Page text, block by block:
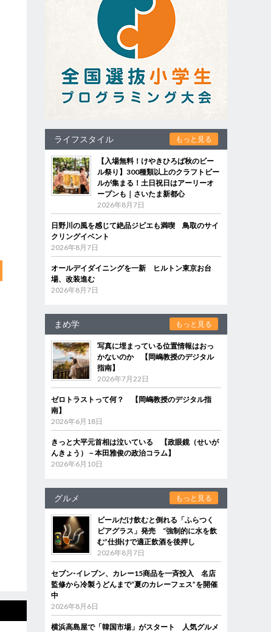
ライフスタイル もっと見る
【入場無料！けやきひろば秋のビー
ル祭り】300種類以上のクラフトビー
ルが集まる！土日祝日はアーリーオ
ープンも｜さいたま新都心
2026年8月7日
日野川の風を感じて絶品ジビエも満喫 鳥取のサイ
クリングイベント
2026年8月7日
オールデイダイニングを一新 ヒルトン東京お台
場、改装進む
2026年8月7日
まめ学 もっと見る
写真に埋まっている位置情報はおっ
かないのか 【岡嶋教授のデジタル
指南】
2026年7月22日
ゼロトラストって何？ 【岡嶋教授のデジタル指
南】
2026年6月18日
きっと大平元首相は泣いている 【政眼鏡（せいが
んきょう）－本田雅俊の政治コラム】
2026年6月10日
グルメ もっと見る
ビールだけ飲むと倒れる「ふらつく
ビアグラス」発売 “強制的に水を飲
む”仕掛けで適正飲酒を後押し
2026年8月7日
セブン‐イレブン、カレー15商品を一斉投入 名店
監修から冷製うどんまで“夏のカレーフェス”を開催
中
2026年8月6日
横浜高島屋で「韓国市場」がスタート 人気グルメ